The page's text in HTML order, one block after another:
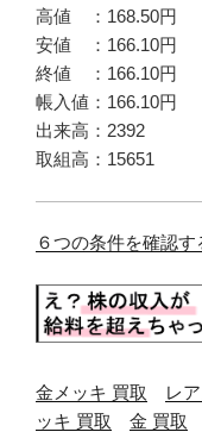
高値 ：168.50円
安値 ：166.10円
終値 ：166.10円
帳入値：166.10円
出来高：2392
取組高：15651
６つの条件を確認す
金メッキ 買取 レ
ッキ 買取
金 買取